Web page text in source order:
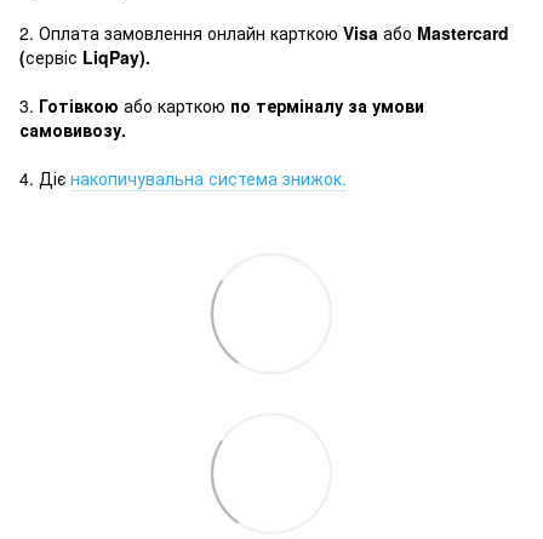
2. Оплата замовлення онлайн карткою Visa або Mastercard
(сервіс LiqPay).
3. Готівкою або карткою по терміналу за умови
самовивозу.
4. Діє накопичувальна система знижок.